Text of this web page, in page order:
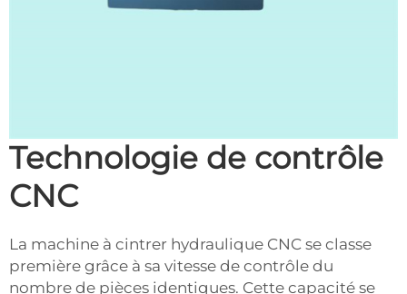
Technologie de contrôle
CNC
La machine à cintrer hydraulique CNC se classe
première grâce à sa vitesse de contrôle du
nombre de pièces identiques. Cette capacité se